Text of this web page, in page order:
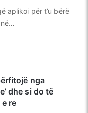
aplikoi për t’u bërë
nga
dhe si do të
re